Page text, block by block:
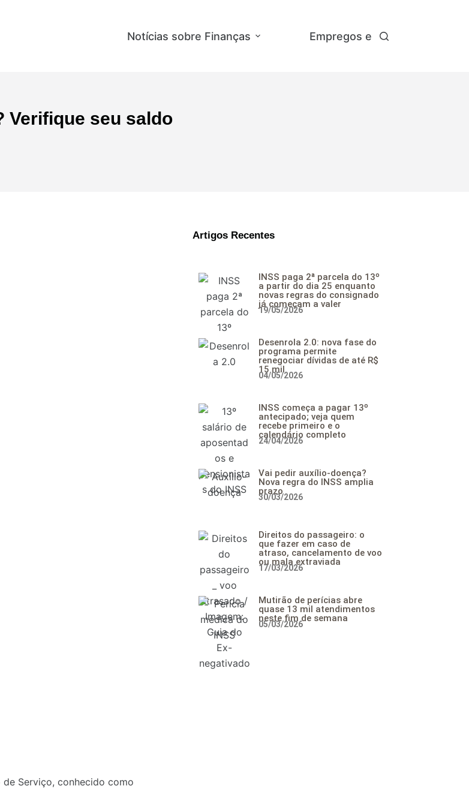
Notícias sobre Finanças Empregos e Concursos
Verifique seu saldo
de Serviço, conhecido como
Artigos Recentes
INSS paga 2ª parcela do 13º
a partir do dia 25 enquanto
novas regras do consignado
já começam a valer
19/05/2026
Desenrola 2.0: nova fase do
programa permite
renegociar dívidas de até R$
15 mil
04/05/2026
INSS começa a pagar 13º
antecipado; veja quem
recebe primeiro e o
calendário completo
24/04/2026
Vai pedir auxílio-doença?
Nova regra do INSS amplia
prazo
30/03/2026
Direitos do passageiro: o
que fazer em caso de
atraso, cancelamento de voo
ou mala extraviada
17/03/2026
Mutirão de perícias abre
quase 13 mil atendimentos
neste fim de semana
05/03/2026